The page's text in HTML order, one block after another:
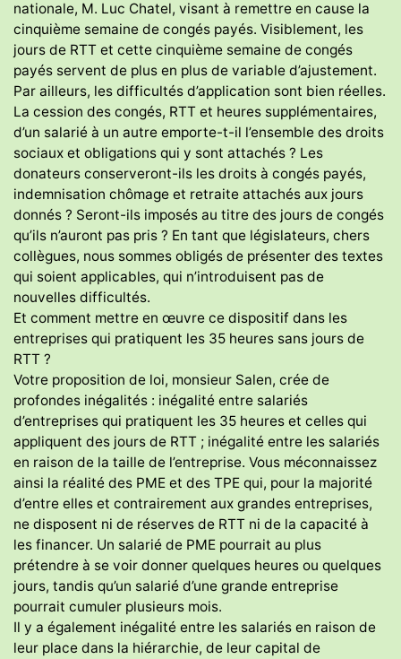
nationale, M. Luc Chatel, visant à remettre en cause la
cinquième semaine de congés payés. Visiblement, les
jours de RTT et cette cinquième semaine de congés
payés servent de plus en plus de variable d’ajustement.
Par ailleurs, les difficultés d’application sont bien réelles.
La cession des congés, RTT et heures supplémentaires,
d’un salarié à un autre emporte-t-il l’ensemble des droits
sociaux et obligations qui y sont attachés ? Les
donateurs conserveront-ils les droits à congés payés,
indemnisation chômage et retraite attachés aux jours
donnés ? Seront-ils imposés au titre des jours de congés
qu’ils n’auront pas pris ? En tant que législateurs, chers
collègues, nous sommes obligés de présenter des textes
qui soient applicables, qui n’introduisent pas de
nouvelles difficultés.
Et comment mettre en œuvre ce dispositif dans les
entreprises qui pratiquent les 35 heures sans jours de
RTT ?
Votre proposition de loi, monsieur Salen, crée de
profondes inégalités : inégalité entre salariés
d’entreprises qui pratiquent les 35 heures et celles qui
appliquent des jours de RTT ; inégalité entre les salariés
en raison de la taille de l’entreprise. Vous méconnaissez
ainsi la réalité des PME et des TPE qui, pour la majorité
d’entre elles et contrairement aux grandes entreprises,
ne disposent ni de réserves de RTT ni de la capacité à
les financer. Un salarié de PME pourrait au plus
prétendre à se voir donner quelques heures ou quelques
jours, tandis qu’un salarié d’une grande entreprise
pourrait cumuler plusieurs mois.
Il y a également inégalité entre les salariés en raison de
leur place dans la hiérarchie, de leur capital de